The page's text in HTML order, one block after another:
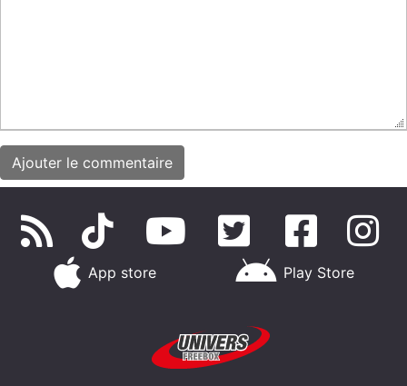
App store Play Store